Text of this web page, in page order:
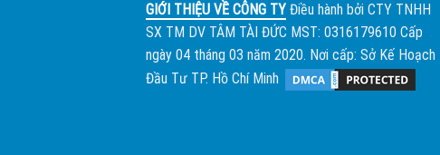
GIỚI THIỆU VỀ CÔNG TYĐiều hành bởi CTY TNHH
SX TM DV TÂM TÀI ĐỨC MST: 0316179610 Cấp
ngày 04 tháng 03 năm 2020. Nơi cấp: Sở Kế Hoạch
Đầu Tư TP. Hồ Chí Minh